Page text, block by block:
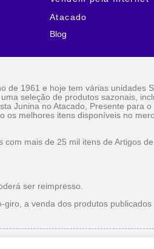
Atacado
Blog
de 1961 e hoje tem várias unidades
seleção de produtos sazonais,
Junina no Atacado, Presente para
melhores itens disponíveis no
mais de 25 mil itens de Artigos
ser reimpresso.
a venda dos produtos